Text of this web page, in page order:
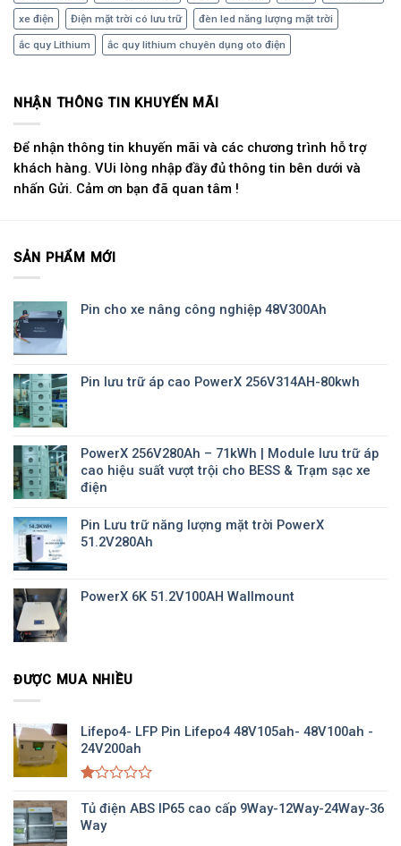
xe điện Điện mặt trời có lưu trữ đèn led năng lượng mặt trời
ắc quy Lithium ắc quy lithium chuyên dụng oto điện
NHẬN THÔNG TIN KHUYẾN MÃI
Để nhận thông tin khuyến mãi và các chương trình hỗ trợ
khách hàng. VUi lòng nhập đầy đủ thông tin bên dưới và
nhấn Gửi. Cảm ơn bạn đã quan tâm !
SẢN PHẨM MỚI
Pin cho xe nâng công nghiệp 48V300Ah
Pin lưu trữ áp cao PowerX 256V314AH-80kwh
PowerX 256V280Ah – 71kWh | Module lưu trữ áp
cao hiệu suất vượt trội cho BESS & Trạm sạc xe
điện
Pin Lưu trữ năng lượng mặt trời PowerX
51.2V280Ah
PowerX 6K 51.2V100AH Wallmount
ĐƯỢC MUA NHIỀU
Lifepo4- LFP Pin Lifepo4 48V105ah- 48V100ah -
24V200ah
xếp
hạng
1.00
Tủ điện ABS IP65 cao cấp 9Way-12Way-24Way-36
Way